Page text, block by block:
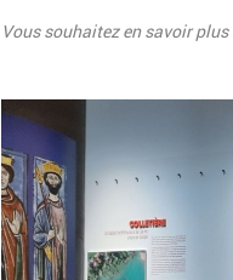
Vous souhaitez en savoir plus
Image